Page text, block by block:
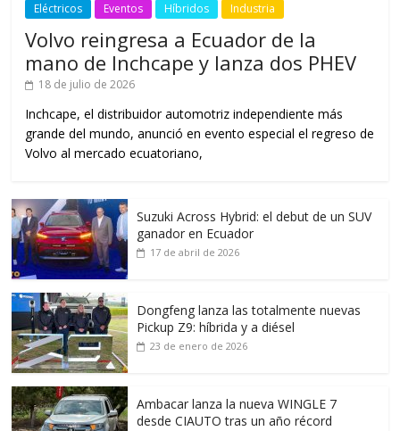
Eléctricos Eventos Híbridos Industria
Volvo reingresa a Ecuador de la
mano de Inchcape y lanza dos PHEV
18 de julio de 2026
Inchcape, el distribuidor automotriz independiente más
grande del mundo, anunció en evento especial el regreso de
Volvo al mercado ecuatoriano,
Suzuki Across Hybrid: el debut de un SUV
ganador en Ecuador
17 de abril de 2026
Dongfeng lanza las totalmente nuevas
Pickup Z9: híbrida y a diésel
23 de enero de 2026
Ambacar lanza la nueva WINGLE 7
desde CIAUTO tras un año récord